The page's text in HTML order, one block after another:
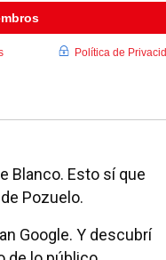
Blanco. Esto sí que
Pozuelo.
Google. Y descubrí